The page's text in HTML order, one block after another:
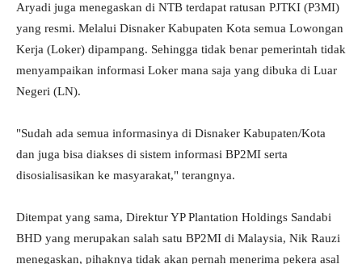
Aryadi juga menegaskan di NTB terdapat ratusan PJTKI (P3MI)
yang resmi. Melalui Disnaker Kabupaten Kota semua Lowongan
Kerja (Loker) dipampang. Sehingga tidak benar pemerintah tidak
menyampaikan informasi Loker mana saja yang dibuka di Luar
Negeri (LN).
"Sudah ada semua informasinya di Disnaker Kabupaten/Kota
dan juga bisa diakses di sistem informasi BP2MI serta
disosialisasikan ke masyarakat," terangnya.
Ditempat yang sama, Direktur YP Plantation Holdings Sandabi
BHD yang merupakan salah satu BP2MI di Malaysia, Nik Rauzi
menegaskan, pihaknya tidak akan pernah menerima pekera asal